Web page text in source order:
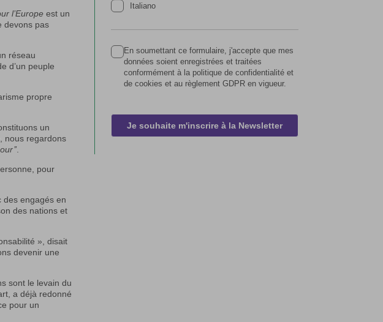
l’Europe est un
devons pas
réseau
d’un peuple
propre
un
nous regardons
pour
des engagés en
des nations et
», disait
devenir une
sont le levain du
a déjà redonné
pour un
Italiano
En soumettant ce formulaire, j'accepte que mes
données soient enregistrées et traitées
conformément à la politique de confidentialité et
de cookies et au règlement GDPR en vigueur.
Je souhaite m'inscrire à la Newsletter